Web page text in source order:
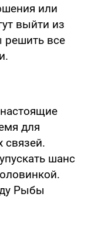
или
выйти из
решить все
для
связей.
шанс
Рыбы